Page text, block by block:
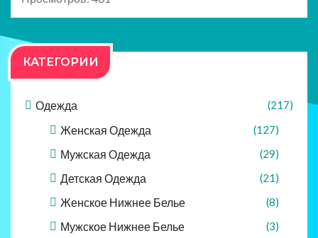
КАТЕГОРИИ
Одежда (217)
Женская Одежда (127)
Мужская Одежда (29)
Детская Одежда (21)
Женское Нижнее Белье (8)
Мужское Нижнее Белье (3)